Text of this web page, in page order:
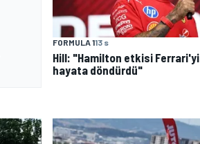
FORMULA 113 s
Hill: "Hamilton etkisi Ferrari'yi
hayata döndürdü"